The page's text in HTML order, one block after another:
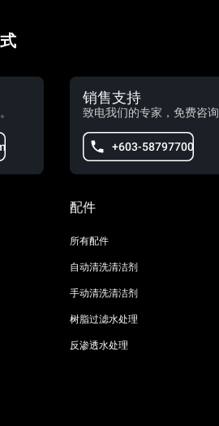
销售支持
致电我们的专家，免费咨询
+603-58797700
配件
所有配件
自动清洗清洁剂
手动清洗清洁剂
树脂过滤水处理
反渗透水处理